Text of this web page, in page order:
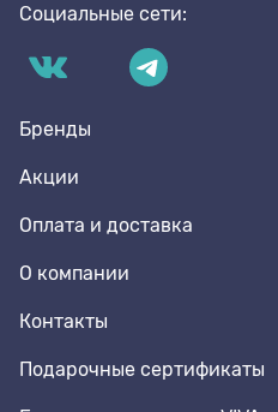
Социальные сети:
Бренды
Акции
Оплата и доставка
О компании
Контакты
Подарочные сертификаты